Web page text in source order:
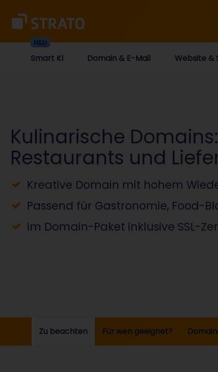
Smart KI Domain & E-Mail Website &
Kulinarische
Restaurants und
Kreative Domain mit hohem
Passend für Gastronomie, Food-
Im Domain-Paket inklusive SSL-
Zu beachten Für wen geeignet?